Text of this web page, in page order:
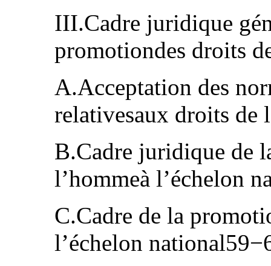
III.Cadre juridique
promotiondes droits
A.Acceptation des
relativesaux droits de
B.Cadre juridique de
l’hommeà l’échelon
C.Cadre de la
l’échelon